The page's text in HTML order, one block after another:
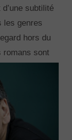
subtilité
les genres
hors du
romans sont